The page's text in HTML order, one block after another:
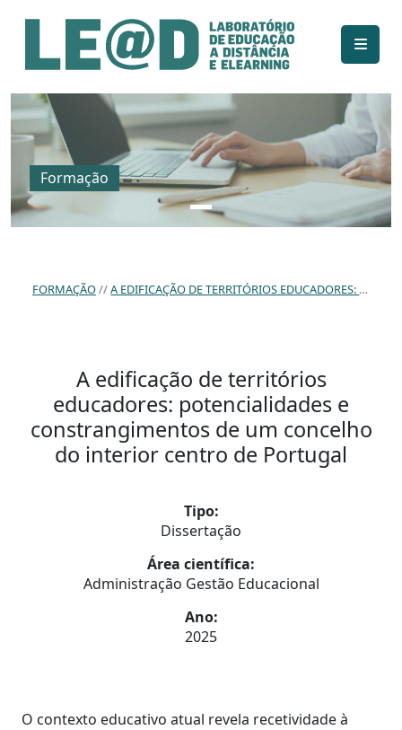
Ir para o conteúdo principal
Informações de acessibilidade
Mapa do site
Formação
FORMAÇÃO A EDIFICAÇÃO DE TERRITÓRIOS EDUCADORES: POTENCIALIDADES E CONSTRANGIMENTOS DE UM CONCELHO DO INTERIOR CENTRO DE PORTUGAL
A edificação de territórios
educadores: potencialidades e
constrangimentos de um concelho
do interior centro de Portugal
Tipo:
Dissertação
Área científica:
Administração Gestão Educacional
Ano:
2025
O contexto educativo atual revela recetividade à